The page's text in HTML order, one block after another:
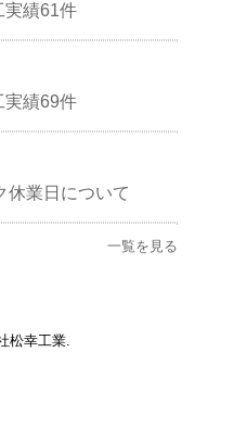
績61件
績69件
休業日について
一覧を見る
松幸工業.